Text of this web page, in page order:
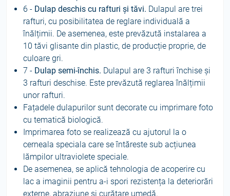
6 - Dulap deschis cu rafturi și tăvi. Dulapul are trei
rafturi, cu posibilitatea de reglare individuală a
înălțimii. De asemenea, este prevăzută instalarea a
10 tăvi glisante din plastic, de producție proprie, de
culoare gri.
7 - Dulap semi-închis. Dulapul are 3 rafturi închise și
3 rafturi deschise. Este prevăzută reglarea înălțimii
unor rafturi.
Fațadele dulapurilor sunt decorate cu imprimare foto
cu tematică biologică.
Imprimarea foto se realizează cu ajutorul la o
cerneala speciala care se întăreste sub acțiunea
lămpilor ultraviolete speciale.
De asemenea, se aplică tehnologia de acoperire cu
lac a imaginii pentru a‑i spori rezistența la deteriorări
externe, abraziune și curățare umedă.